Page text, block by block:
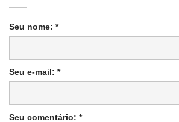
Seu nome: *
Seu e-mail: *
Seu comentário: *